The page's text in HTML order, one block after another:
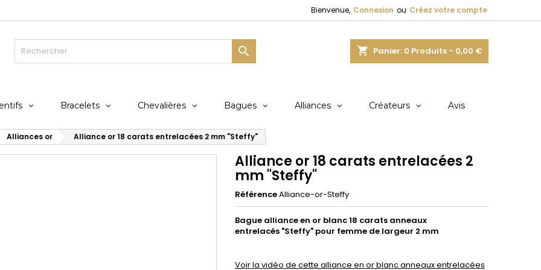
Bienvenue, Connexion ou Créez votre compte
shopping_cart Panier: 0 Produits - 0,00 €

Bracelets Chevalières Bagues Alliances Créateurs Avis
Alliances or Alliance or 18 carats entrelacées 2 mm "Steffy"
Alliance or 18 carats entrelacées 2
mm "Steffy"
RéférenceAlliance-or-Steffy
Bague alliance en or blanc 18 carats anneaux
entrelacés "Steffy" pour femme de largeur 2 mm
Voir la vidéo de cette alliance en or blanc anneaux entrelacées